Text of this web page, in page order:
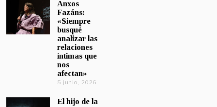
Anxos
Fazáns:
«Siempre
busqué
analizar las
relaciones
íntimas que
nos
afectan»
5 junio, 2026
El hijo de la